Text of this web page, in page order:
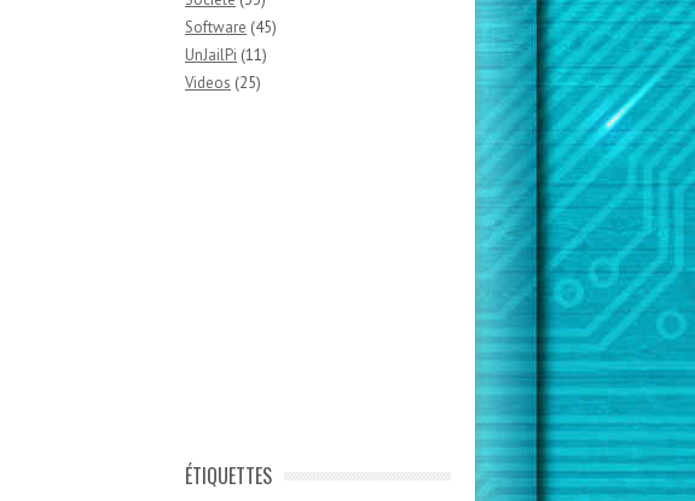
Software (45)
UnJailPi (11)
Videos (25)
ÉTIQUETTES